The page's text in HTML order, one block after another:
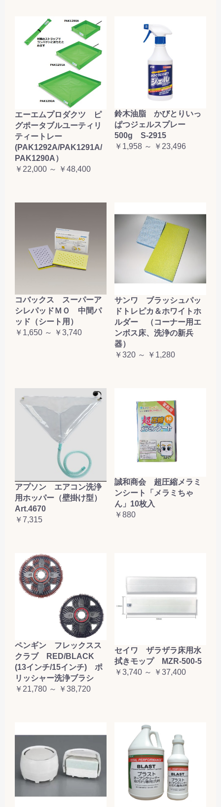
エーエムプロダクツ ピ
グポータブルユーティリ
ティートレー
(PAK1292A/PAK1291A/
PAK1290A）
￥22,000 ～ ￥48,400
鈴木油脂 かびとりいっ
ぱつジェルスプレー
500g S-2915
￥1,958 ～ ￥23,496
コバックス スーパーア
シレパッドＭＯ 中間パ
ッド（シート用）
￥1,650 ～ ￥3,740
サンワ ブラッシュパッ
ドトレピカ＆ホワイトホ
ルダー （コーナー用エ
ンボス床、洗浄の新兵
器）
￥320 ～ ￥1,280
アプソン エアコン洗浄
用ホッパー（壁掛け型）
Art.4670
￥7,315
誠和商会 超圧縮メラミ
ンシート「メラミちゃ
ん」10枚入
￥880
ペンギン フレックスス
クラブ RED/BLACK
(13インチ/15インチ) ポ
リッシャー洗浄ブラシ
￥21,780 ～ ￥38,720
セイワ ザラザラ床用水
拭きモップ MZR-500-5
￥3,740 ～ ￥37,400